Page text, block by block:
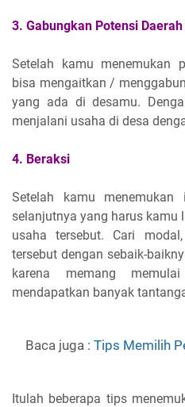
3. Gabungkan Potensi
Setelah kamu menemukan
bisa mengaitkan /
yang ada di desamu.
menjalani usaha di desa
4. Beraksi
Setelah kamu
selanjutnya yang harus kamu
usaha tersebut. Cari
tersebut dengan sebaik-
karena memang
mendapatkan banyak
Baca juga : Tips Memilih
Itulah beberapa tips